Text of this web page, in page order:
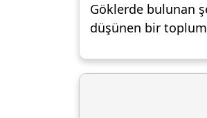
Göklerde bulunan
düşünen bir